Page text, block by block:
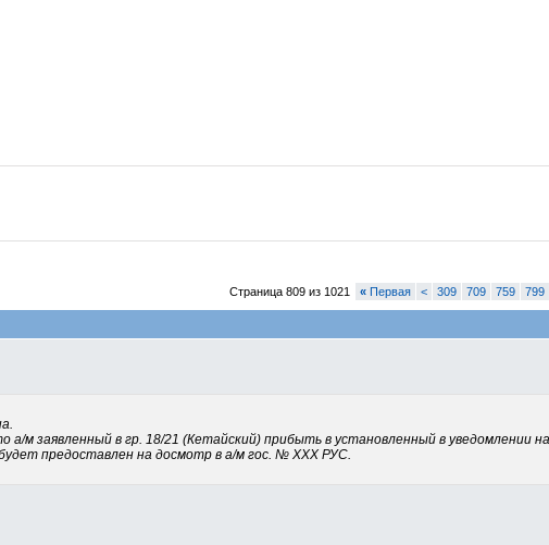
Страница 809 из 1021 « Первая < 309 709 759 799
м заявленный в гр. 18/21 (Кетайский) прибыть в установленный в уведомлении
предоставлен на досмотр в а/м гос. № ХХХ РУС.